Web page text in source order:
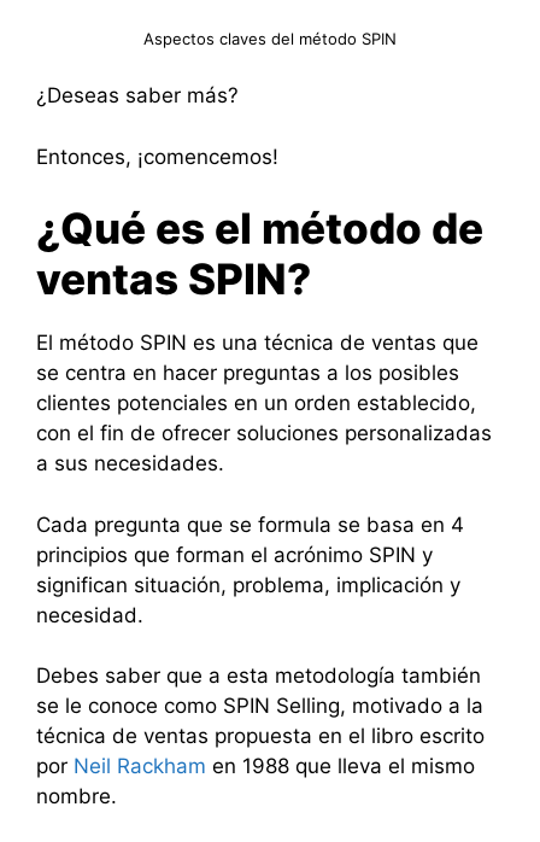
Aspectos claves del método SPIN
¿Deseas saber más?
Entonces, ¡comencemos!
¿Qué es el método de
ventas SPIN?
El método SPIN es una técnica de ventas que
se centra en hacer preguntas a los posibles
clientes potenciales en un orden establecido,
con el fin de ofrecer soluciones personalizadas
a sus necesidades.
Cada pregunta que se formula se basa en 4
principios que forman el acrónimo SPIN y
significan situación, problema, implicación y
necesidad.
Debes saber que a esta metodología también
se le conoce como SPIN Selling, motivado a la
técnica de ventas propuesta en el libro escrito
por Neil Rackham en 1988 que lleva el mismo
nombre.